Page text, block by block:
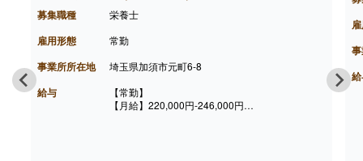
募集職種 栄養士
雇用形態 常勤
事業所所在地 埼玉県加須市元町6-8
給与
【常勤】
【月給】220,000円-246,000円